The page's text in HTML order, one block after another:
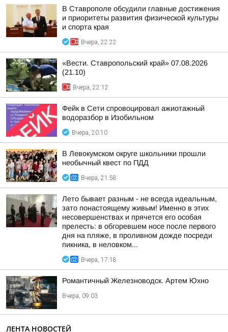
В Ставрополе обсудили главные достижения
и приоритеты развития физической культуры
и спорта края
Вчера, 22:22
«Вести. Ставропольский край» 07.08.2026
(21.10)
Вчера, 22:12
Фейк в Сети спровоцировал ажиотажный
водоразбор в Изобильном
Вчера, 20:10
В Левокумском округе школьники прошли
необычный квест по ПДД
Вчера, 21:58
Лето бывает разным - не всегда идеальным,
зато понастоящему живым! Именно в этих
несовершенствах и прячется его особая
прелесть: в обгоревшем носе после первого
дня на пляже, в проливном дожде посреди
пикника, в неловком...
Вчера, 17:18
Романтичный Железноводск. Артем Юхно
Вчера, 09:03
ЛЕНТА НОВОСТЕЙ